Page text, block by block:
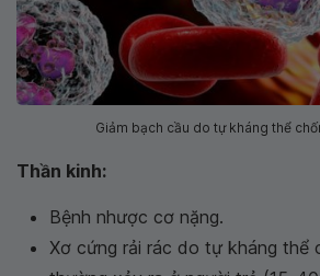
Giảm bạch cầu do tự kháng thể
Thần kinh:
Bệnh nhược cơ nặng.
Xơ cứng rải rác do tự kháng thể